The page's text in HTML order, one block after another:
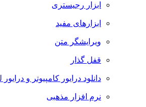
ابزار رجیستری
ابزارهای مفید
ویرایشگر متن
قفل گذار
دانلود درایور کامپیوتر و
نرم افزار مذهبی